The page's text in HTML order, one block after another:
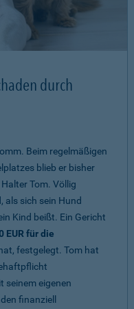
durch
Beim regelmäßigen
blieb er bisher
Tom. Völlig
als sich sein Hund
Kind beißt. Ein Gericht
EUR für die
festgelegt. Tom hat
seinem eigenen
finanziell